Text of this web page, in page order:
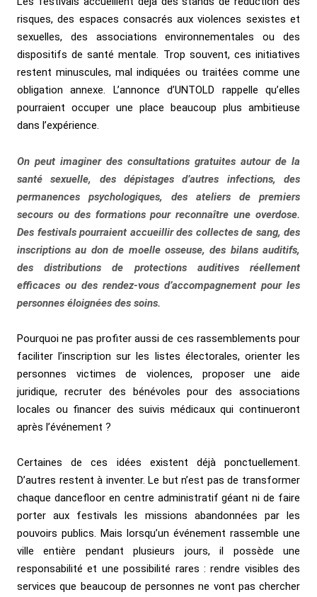
risques, des espaces consacrés aux violences sexistes et
sexuelles, des associations environnementales ou des
dispositifs de santé mentale. Trop souvent, ces initiatives
restent minuscules, mal indiquées ou traitées comme une
obligation annexe. L’annonce d’UNTOLD rappelle qu’elles
pourraient occuper une place beaucoup plus ambitieuse
dans l’expérience.
On peut imaginer des consultations gratuites autour de la
santé sexuelle, des dépistages d’autres infections, des
permanences psychologiques, des ateliers de premiers
secours ou des formations pour reconnaître une overdose.
Des festivals pourraient accueillir des collectes de sang, des
inscriptions au don de moelle osseuse, des bilans auditifs,
des distributions de protections auditives réellement
efficaces ou des rendez-vous d’accompagnement pour les
personnes éloignées des soins.
Pourquoi ne pas profiter aussi de ces rassemblements pour
faciliter l’inscription sur les listes électorales, orienter les
personnes victimes de violences, proposer une aide
juridique, recruter des bénévoles pour des associations
locales ou financer des suivis médicaux qui continueront
après l’événement ?
Certaines de ces idées existent déjà ponctuellement.
D’autres restent à inventer. Le but n’est pas de transformer
chaque dancefloor en centre administratif géant ni de faire
porter aux festivals les missions abandonnées par les
pouvoirs publics. Mais lorsqu’un événement rassemble une
ville entière pendant plusieurs jours, il possède une
responsabilité et une possibilité rares : rendre visibles des
services que beaucoup de personnes ne vont pas chercher